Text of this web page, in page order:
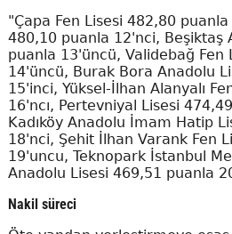
"Çapa Fen Lisesi 482,80
480,10 puanla 12'nci, Beşiktaş
puanla 13'üncü, Validebağ Fen
14'üncü, Burak Bora Anadolu
15'inci, Yüksel-İlhan Alanyalı
16'ncı, Pertevniyal Lisesi
Kadıköy Anadolu İmam Hatip
18'nci, Şehit İlhan Varank Fen
19'uncu, Teknopark İstanbul
Anadolu Lisesi 469,51 puanla
Nakil süreci